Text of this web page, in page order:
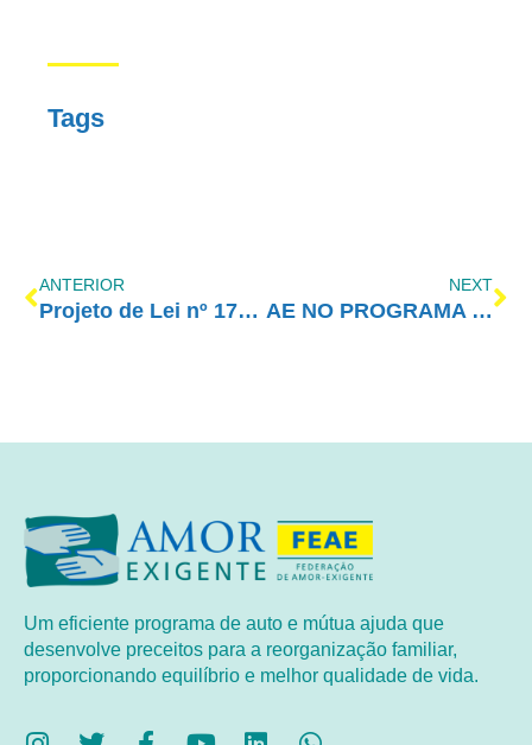
Tags
ANTERIOR
Projeto de Lei nº 176/2025
NEXT
AE NO PROGRAMA VIDA MELHOR – REDEVIDA – 07/04/2025
Um eficiente programa de auto e mútua ajuda que
desenvolve preceitos para a reorganização familiar,
proporcionando equilíbrio e melhor qualidade de vida.